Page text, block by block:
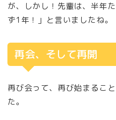
が、しかし！先輩は、半年
ず1年！」と言いましたね。
再会、そして再開
再び会って、再び始まるこ
た。